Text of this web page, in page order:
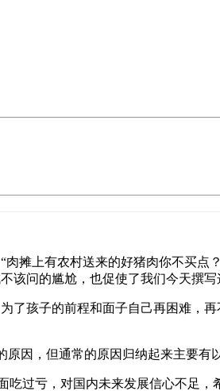
摊上有农村送来的好猪肉你不买
该问的尴尬，也促使了我们今天撰写
了孩子的前程和面子自己再困难，
因，但通常的原因归纳起来主要有
过亏，对国内未来发展信心不足